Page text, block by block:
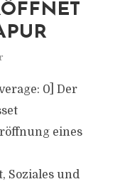
0] Der
eines
Soziales und